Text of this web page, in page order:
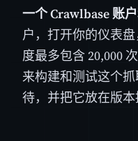
一个 Crawlbase 账户
户，打开你的仪表
度最多包含 20,000
来构建和测试这个
待，并把它放在版本